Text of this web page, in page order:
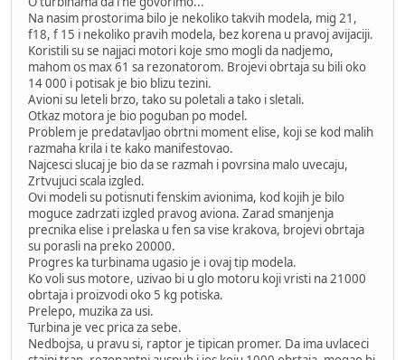
Na nasim prostorima bilo je nekoliko takvih modela, mig 21,
f18, f 15 i nekoliko pravih modela, bez korena u pravoj avijaciji.
Koristili su se najjaci motori koje smo mogli da nadjemo,
mahom os max 61 sa rezonatorom. Brojevi obrtaja su bili oko
14 000 i potisak je bio blizu tezini.
Avioni su leteli brzo, tako su poletali a tako i sletali.
Otkaz motora je bio poguban po model.
Problem je predatavljao obrtni moment elise, koji se kod malih
razmaha krila i te kako manifestovao.
Najcesci slucaj je bio da se razmah i povrsina malo uvecaju,
Zrtvujuci scala izgled.
Ovi modeli su potisnuti fenskim avionima, kod kojih je bilo
moguce zadrzati izgled pravog aviona. Zarad smanjenja
precnika elise i prelaska u fen sa vise krakova, brojevi obrtaja
su porasli na preko 20000.
Progres ka turbinama ugasio je i ovaj tip modela.
Ko voli sus motore, uzivao bi u glo motoru koji vristi na 21000
obrtaja i proizvodi oko 5 kg potiska.
Prelepo, muzika za usi.
Turbina je vec prica za sebe.
Nedbojsa, u pravu si, raptor je tipican promer. Da ima uvlaceci